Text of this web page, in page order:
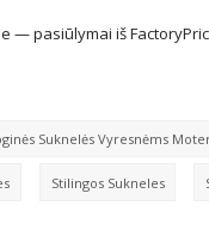
— pasiūlymai iš
Suknelės Vyresnėms
Stilingos Sukneles